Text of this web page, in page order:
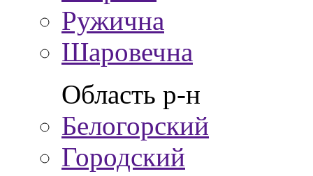
Ружична
Шаровечна
Область р-н
Белогорский
Городский